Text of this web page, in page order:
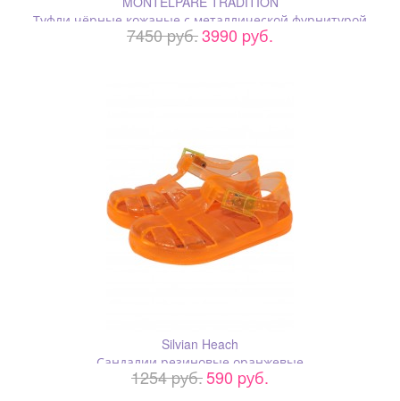
Туфли чёрные кожаные с металлической фурнитурой
7450 pуб.3990 pуб.
Silvian Heach
Сандалии резиновые оранжевые
1254 pуб.590 pуб.